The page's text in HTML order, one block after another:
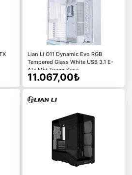
Lian Li O11 Dynamic Evo RGB
Tempered Glass White USB 3.1 E-
Atx Mid Tower Kasa
11.067,00₺